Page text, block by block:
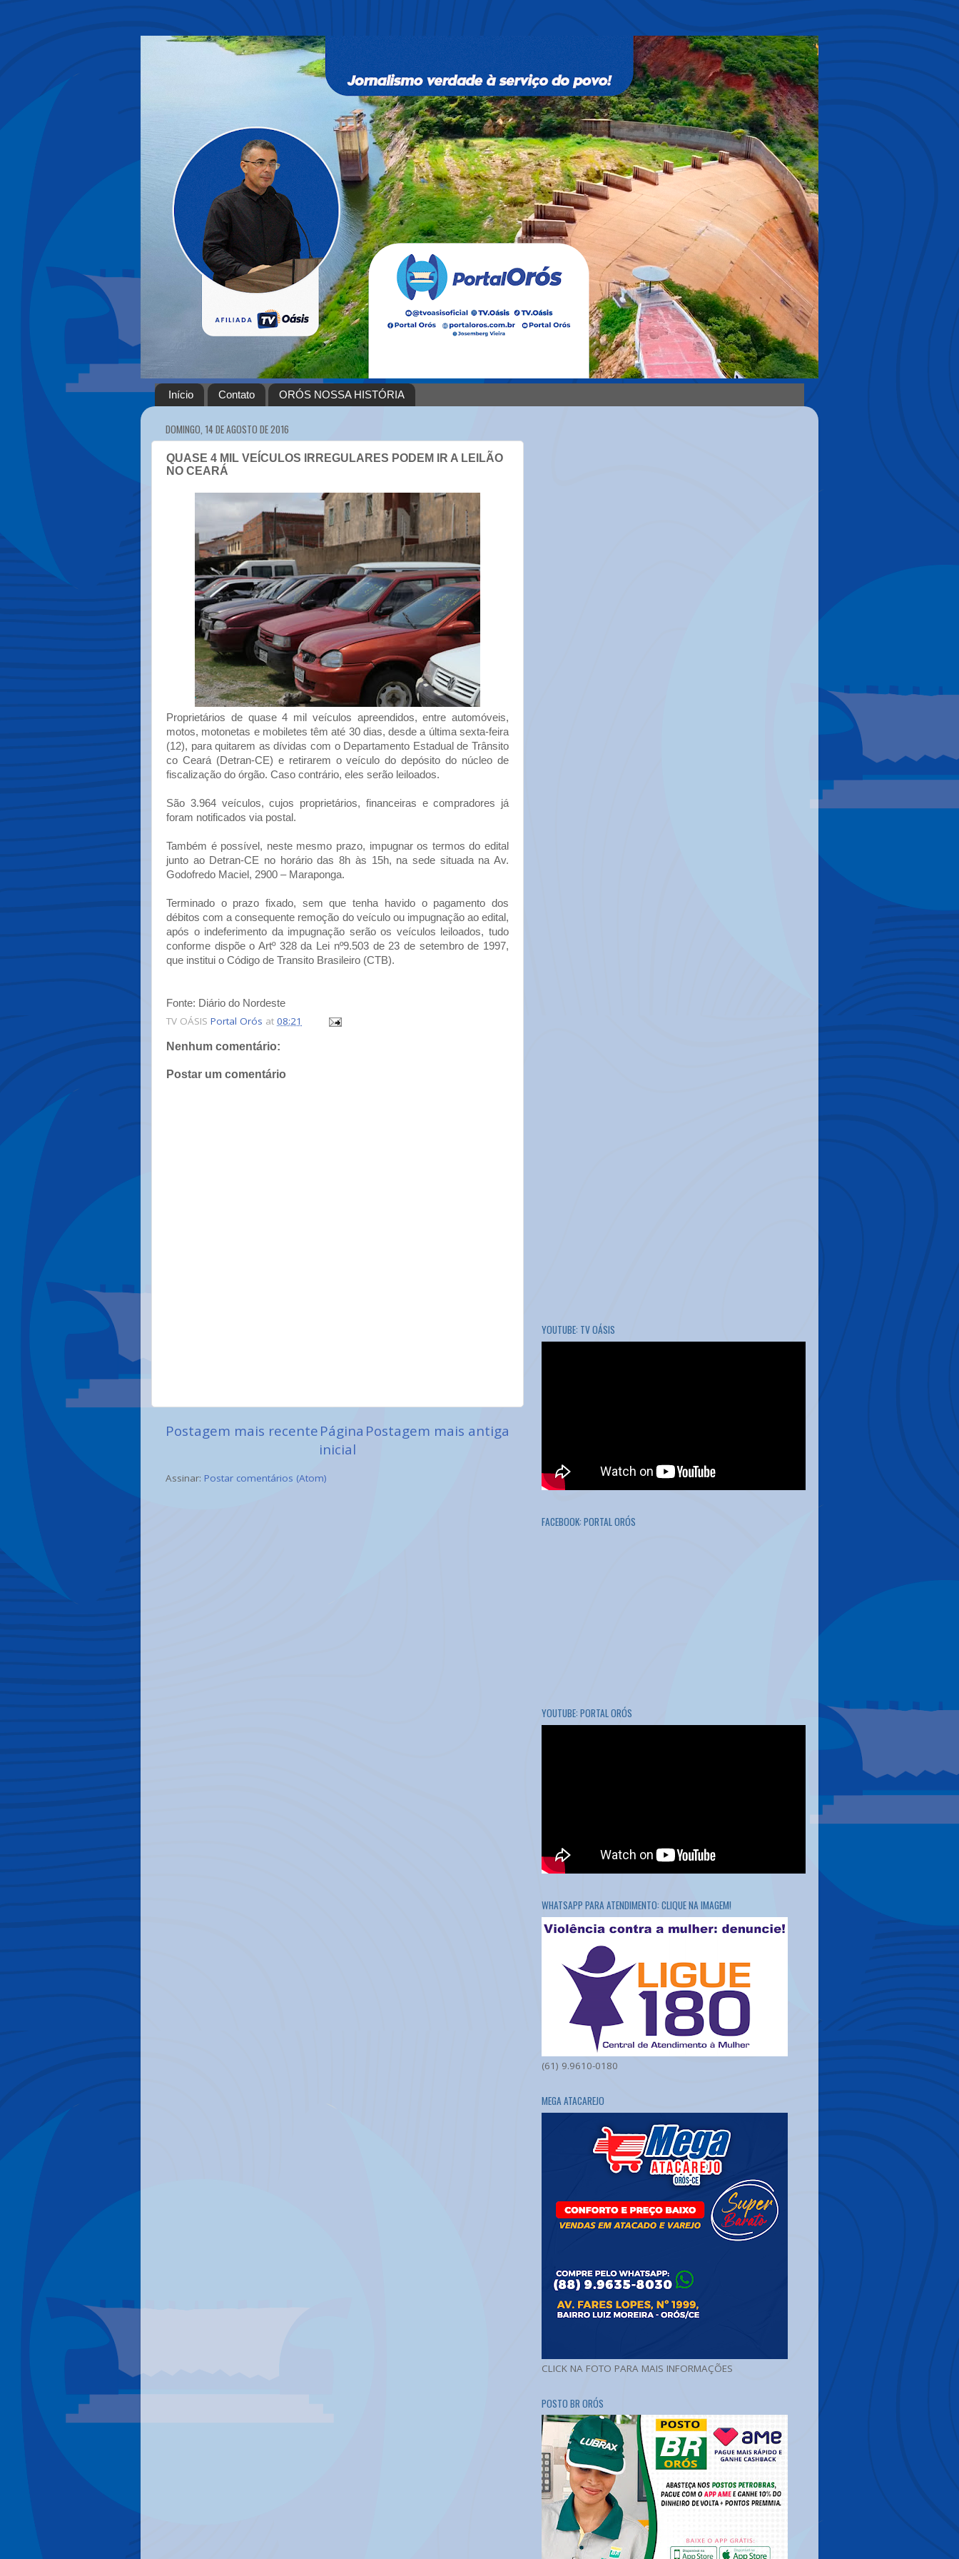
Início Contato ORÓS NOSSA HISTÓRIA
DOMINGO, 14 DE AGOSTO DE 2016
QUASE 4 MIL VEÍCULOS IRREGULARES PODEM IR A LEILÃO
NO CEARÁ
Proprietários de quase 4 mil veículos apreendidos, entre automóveis,
motos, motonetas e mobiletes têm até 30 dias, desde a última sexta-feira
(12), para quitarem as dívidas com o Departamento Estadual de Trânsito
co Ceará (Detran-CE) e retirarem o veículo do depósito do núcleo de
fiscalização do órgão. Caso contrário, eles serão leiloados.
São 3.964 veículos, cujos proprietários, financeiras e compradores já
foram notificados via postal.
Também é possível, neste mesmo prazo, impugnar os termos do edital
junto ao Detran-CE no horário das 8h às 15h, na sede situada na Av.
Godofredo Maciel, 2900 – Maraponga.
Terminado o prazo fixado, sem que tenha havido o pagamento dos
débitos com a consequente remoção do veículo ou impugnação ao edital,
após o indeferimento da impugnação serão os veículos leiloados, tudo
conforme dispõe o Artº 328 da Lei nº9.503 de 23 de setembro de 1997,
que institui o Código de Transito Brasileiro (CTB).
Fonte: Diário do Nordeste
TV OÁSIS Portal Orós at 08:21
Nenhum comentário:
Postar um comentário
Postagem mais recente Postagem mais antiga
Página
inicial
Assinar: Postar comentários (Atom)
YOUTUBE: TV OÁSIS
FACEBOOK: PORTAL ORÓS
YOUTUBE: PORTAL ORÓS
WHATSAPP PARA ATENDIMENTO: CLIQUE NA IMAGEM!
(61) 9.9610-0180
MEGA ATACAREJO
CLICK NA FOTO PARA MAIS INFORMAÇÕES
POSTO BR ORÓS